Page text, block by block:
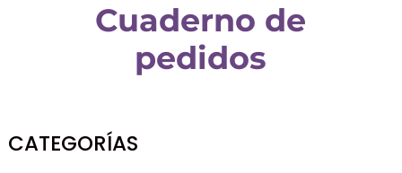
Cuaderno de
pedidos
CATEGORÍAS